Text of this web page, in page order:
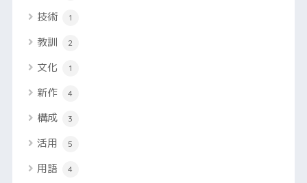
技術 1
教訓 2
文化 1
新作 4
構成 3
活用 5
用語 4